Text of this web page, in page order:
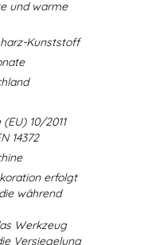
und warme
Kunststoff
10/2011
14372
erfolgt
während
Werkzeug
Versiegelung